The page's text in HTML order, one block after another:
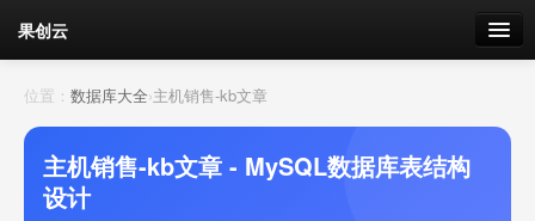
果创云
数据表单
API接口
云存储
位置： 数据库大全›主机销售-kb文章
主机销售-kb文章 - MySQL数据库表结构
设计